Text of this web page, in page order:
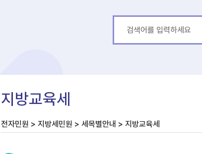
지방교육세
전자민원 > 지방세민원 > 세목별안내 > 지방교육세